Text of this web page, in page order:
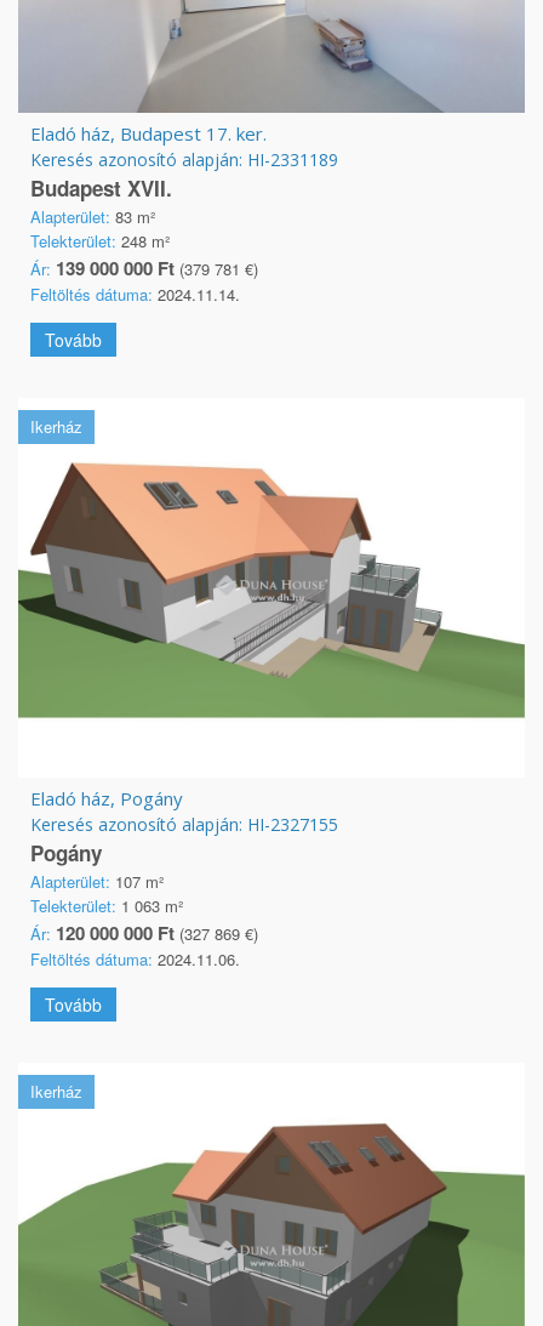
Eladó ház, Budapest 17. ker.
Keresés azonosító alapján: HI-2331189
Budapest XVII.
Alapterület: 83 m²
Telekterület: 248 m²
Ár: 139 000 000 Ft (379 781 €)
Feltöltés dátuma: 2024.11.14.
Tovább
Ikerház
Eladó ház, Pogány
Keresés azonosító alapján: HI-2327155
Pogány
Alapterület: 107 m²
Telekterület: 1 063 m²
Ár: 120 000 000 Ft (327 869 €)
Feltöltés dátuma: 2024.11.06.
Tovább
Ikerház